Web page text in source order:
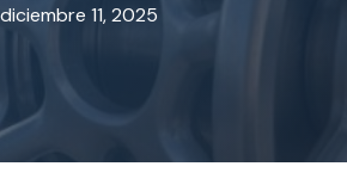
diciembre 11, 2025